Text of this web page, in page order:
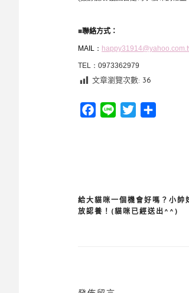
■聯絡方式：
MAIL：
TEL： 0973362979
文章瀏覽次數: 36
Facebook
Line Twitter
文
給大貓咪一個機會好嗎？小
放認養！(貓咪已經送出^^)